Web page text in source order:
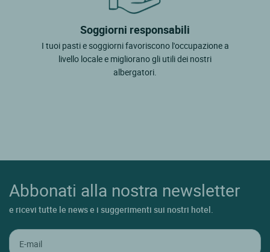
Soggiorni responsabili
I tuoi pasti e soggiorni favoriscono l'occupazione a
livello locale e migliorano gli utili dei nostri
albergatori.
Abbonati alla nostra newsletter
e ricevi tutte le news e i suggerimenti sui nostri hotel.